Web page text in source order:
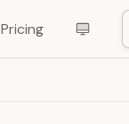
Pricing